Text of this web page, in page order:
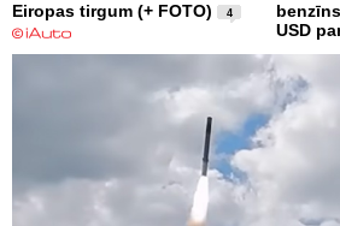
Eiropas tirgum (+ FOTO)
4
USD